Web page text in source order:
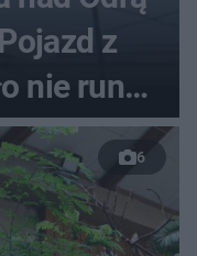
z
nie runął
6